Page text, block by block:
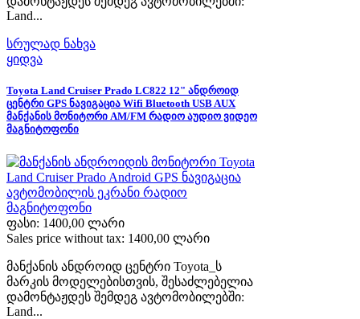
Land...
სრულად ნახვა
ყიდვა
Toyota Land Cruiser Prado LC822 12" ანდროიდ
ცენტრი GPS ნავიგაცია Wifi Bluetooth USB AUX
მანქანის მონიტორი AM/FM რადიო აუდიო ვიდეო
მაგნიტოფონი
ფასი: 1400,00 ლარი
Sales price without tax: 1400,00 ლარი
მანქანის ანდროიდ ცენტრი Toyota_ს
მარკის მოდელებისთვის, შესაძლებელია
დამონტაჟდეს შემდეგ ავტომობილებში:
Land...